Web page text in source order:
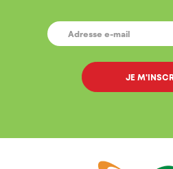
E-
MAIL *